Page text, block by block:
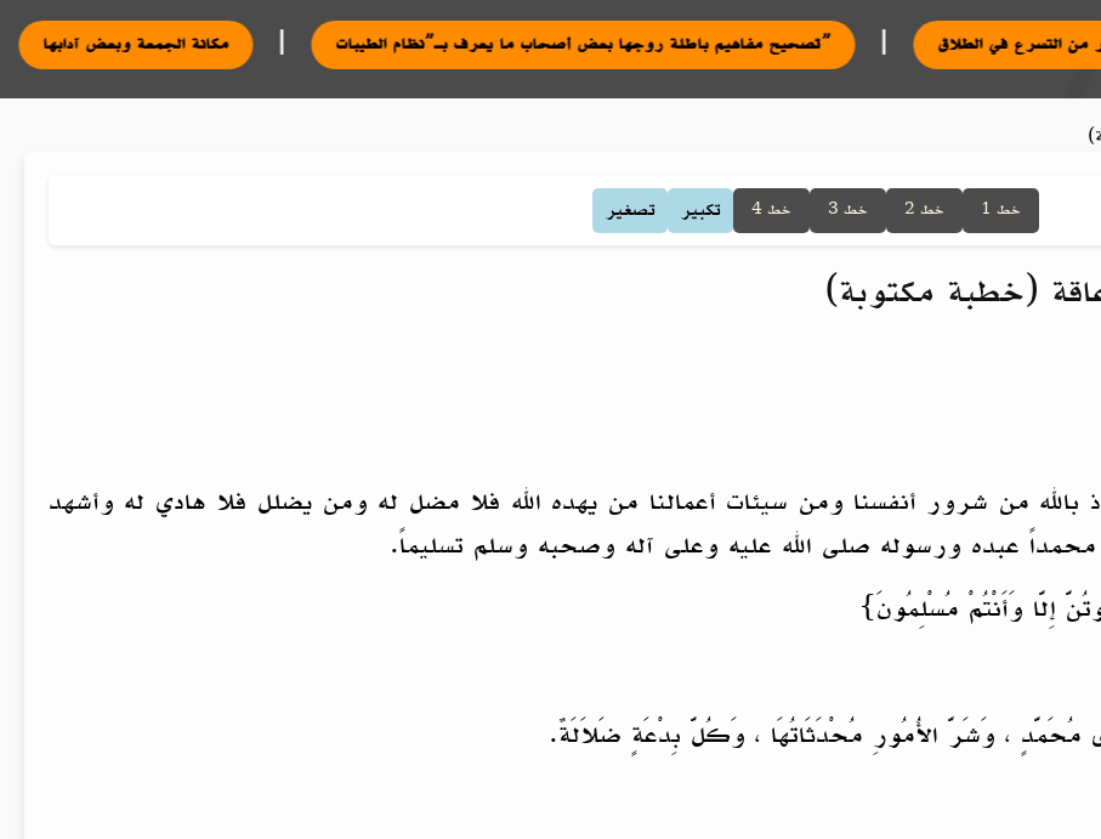
مكانة الجمعة | تصحيح مفاهيم باطلة روجها بعض أصحاب ما يعرف بـ”نظام الطيبات” | التحذير من التسرع في الطلاق
خط 1 خط 2 خط 3 خط 4 تكبير تصغير
(خطبة مكتوبة)
بالله من شرور أنفسنا ومن سيئات أعمالنا من يهده الله فلا مضل له ومن يضلل فلا هادي له وأشهد
عبده ورسوله صلى الله عليه وعلى آله وصحبه وسلم تسليماً.
إِلَّا وَأَنْتُمْ مُسْلِمُونَ}
مُحَمَّدٍ ، وَشَرَّ الأُمُورِ مُحْدَثَاتُهَا ، وَكُلَّ بِدْعَةٍ ضَلاَلَةٌ.